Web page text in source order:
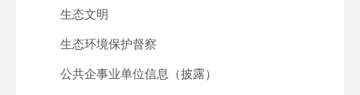
生态文明
生态环境保护督察
公共企事业单位信息（披露）